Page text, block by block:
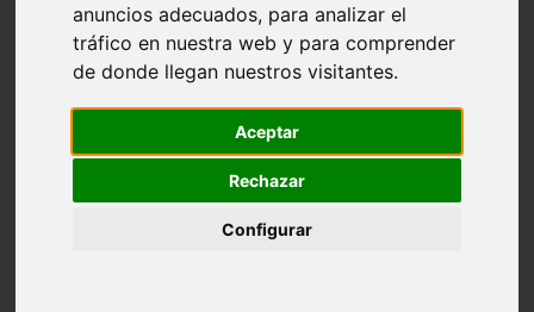
anuncios adecuados, para analizar el
tráfico en nuestra web y para comprender
de donde llegan nuestros visitantes.
Aceptar
Rechazar
Configurar
Sevilla - marinaleda
Córdoba - almedinilla
Navarra - zangoza
Cantabria - arenas-de-iguña
Barcelona - la-pobla-de-lillet
Las-palmas - yaiza
Valladolid - fuensaldaña